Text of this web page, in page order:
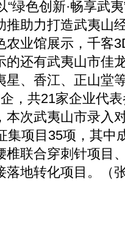
绿色创新·畅享武夷
推助力打造武夷山
农业馆展示，千客
的还有武夷山市佳
星、香江、正山堂
，共21家企业代
本次武夷山市录入
集项目35项，其中
椎联合穿刺针项目
地转化项目。（张